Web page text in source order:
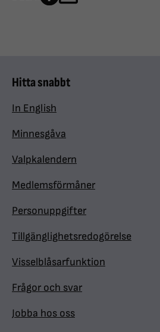
Hitta snabbt
In English
Minnesgåva
Valpkalendern
Medlemsförmåner
Personuppgifter
Tillgänglighetsredogörelse
Visselblåsarfunktion
Frågor och svar
Jobba hos oss